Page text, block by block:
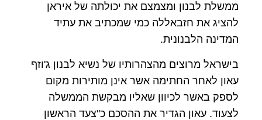
ממשלת לבנון ומצמצם את יכולתה של איראן
להציג את חזבאללה כמי שמכתיב את עתיד
המדינה הלבנונית.
בישראל מרוצים מהצהרותיו של נשיא לבנון ג'וזף
עאון לאחר החתימה אשר אינן מותירות מקום
לספק באשר לכיוון שאליו מבקשת הממשלה
לצעוד. עאון הגדיר את ההסכם כ"צעד הראשון